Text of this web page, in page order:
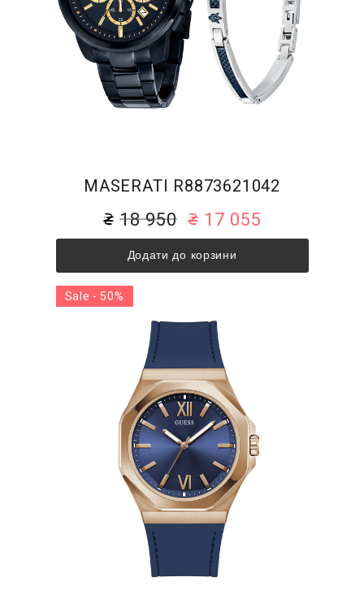
MASERATI R8873621042
18 950 17 055
Додати до корзини
Sale - 50%